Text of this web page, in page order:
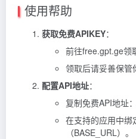
使用帮助
获取免费APIKEY：
前往free.gpt.ge领
领取后请妥善保管
配置API地址：
复制免费API地址
在支持的应用中绑
（BASE_URL）。